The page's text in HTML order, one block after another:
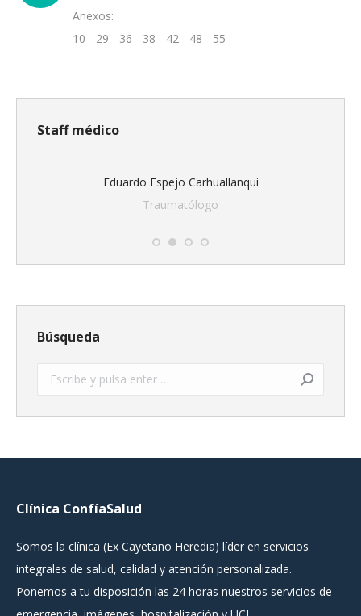
Anexos:
10 - 29 - 36 - 38 - 42 - 48 - 55
Staff médico
Eduardo Espejo Carhuallanqui
Traumatólogo
Búsqueda
Buscar:
Clínica ConfíaSalud
Somos la clínica (Ex Cayetano Heredia) líder en servicios
integrales de salud, calidad y atención personalizada.
Ponemos a tu disposición las 24 horas nuestros servicios de